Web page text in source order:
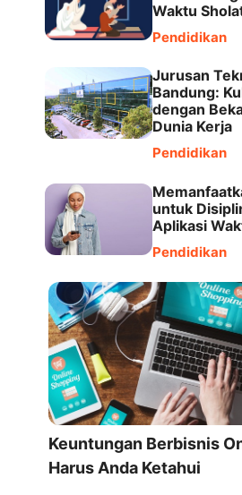
Waktu
Pendidikan
Jurusan
Bandung:
dengan
Dunia Kerja
Pendidikan
untuk
Aplikasi
Pendidikan
Keuntungan Berbisnis
Harus Anda Ketahui